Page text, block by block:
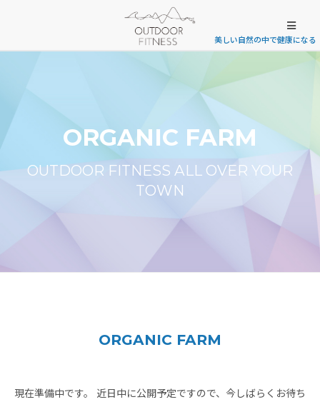
美しい自然の中で健康になる
ORGANIC FARM
OUTDOOR FITNESS ALL OVER YOUR
TOWN
ORGANIC FARM
現在準備中です。 近日中に公開予定ですので、今しばらくお待ち